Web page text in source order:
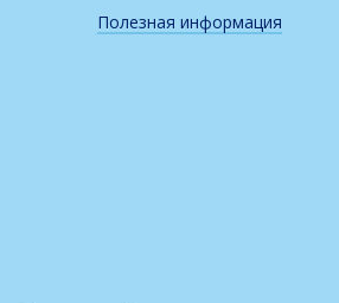
Полезная информация